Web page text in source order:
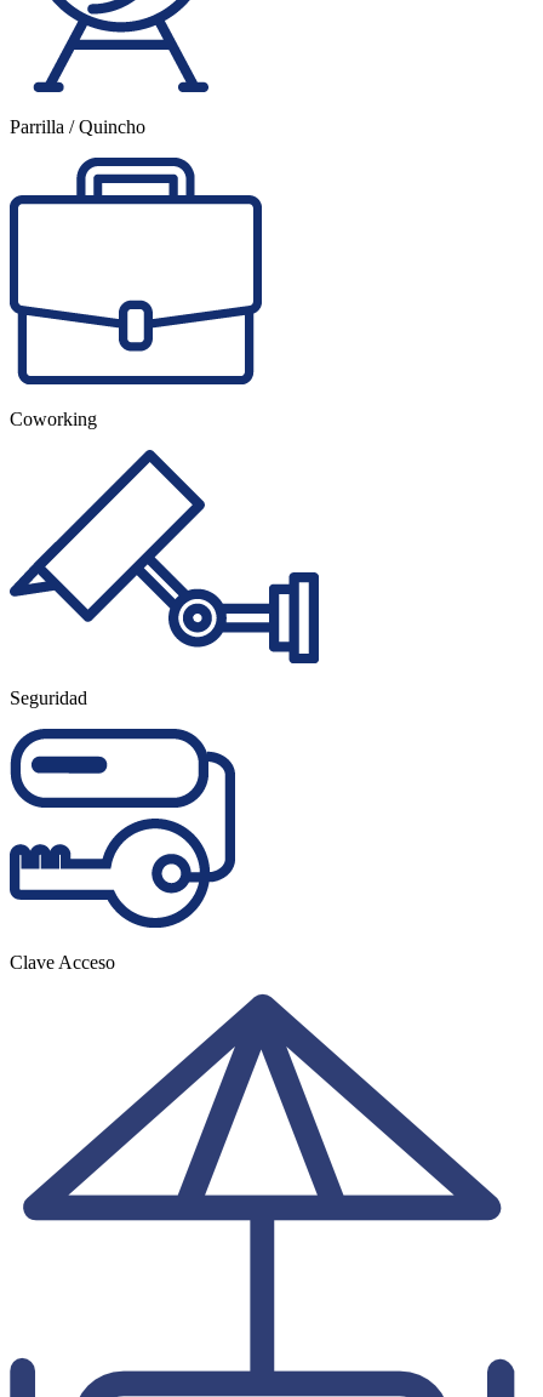
Parrilla / Quincho
Coworking
Seguridad
Clave Acceso